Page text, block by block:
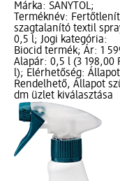
Márka: SANYTOL;
Terméknév:
szagtalanító textil
0,5 l; Jogi kategória:
Biocid termék; Ár: 1
Alapár: 0,5 l (3 198,00
l); Elérhetőség:
Rendelhető, Állapot
dm üzlet kiválasztása